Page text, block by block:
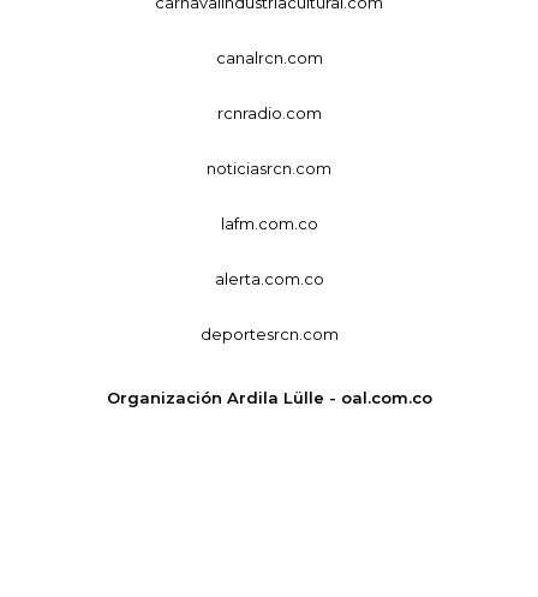
canalrcn.com
rcnradio.com
noticiasrcn.com
lafm.com.co
alerta.com.co
deportesrcn.com
Organización Ardila Lülle - oal.com.co